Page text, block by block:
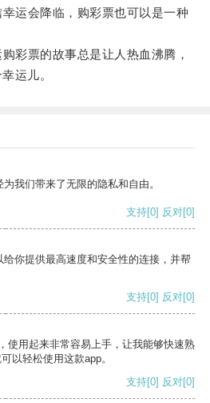
会降临，购彩票也可以是一种
票的故事总是让人热血沸腾，
运儿。
我们带来了无限的隐私和自由。
支持[0] 反对[0]
你提供最高速度和安全性的连接，并帮
支持[0] 反对[0]
使用起来非常容易上手，让我能够快速熟
以轻松使用这款app。
支持[0] 反对[0]